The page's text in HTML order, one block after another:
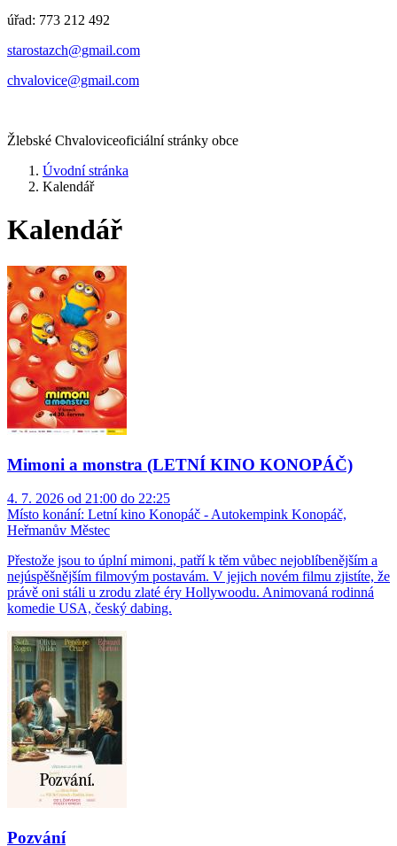
úřad: 773 212 492
​​​​starostazch@gmail.com
​​​​chvalovice@gmail.com
Žlebské Chvaloviceoficiální stránky obce
Úvodní stránka
Kalendář
Kalendář
Mimoni a monstra (LETNÍ KINO KONOPÁČ)
4. 7. 2026 od 21:00 do 22:25
Místo konání: Letní kino Konopáč - Autokempink Konopáč,
Heřmanův Městec
Přestože jsou to úplní mimoni, patří k těm vůbec nejoblíbenějším a
nejúspěšnějším filmovým postavám. V jejich novém filmu zjistíte, že
právě oni stáli u zrodu zlaté éry Hollywoodu. Animovaná rodinná
komedie USA, český dabing.
Pozvání